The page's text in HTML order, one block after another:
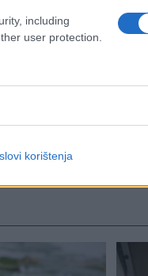
including
user protection.
korištenja